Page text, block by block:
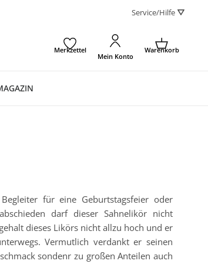
Service/Hilfe ⛛
Merkzettel
Mein Konto
Warenkorb
für eine Geburtstagsfeier oder
darf dieser Sahnelikör nicht
dieses Likörs nicht allzu hoch und er
Vermutlich verdankt er seinen
sondenr zu großen Anteilen auch